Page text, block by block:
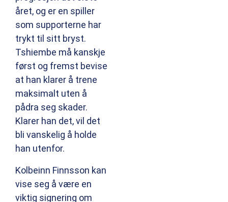
året, og er en spiller
som supporterne har
trykt til sitt bryst.
Tshiembe må kanskje
først og fremst bevise
at han klarer å trene
maksimalt uten å
pådra seg skader.
Klarer han det, vil det
bli vanskelig å holde
han utenfor.
Kolbeinn Finnsson kan
vise seg å være en
viktig signering om